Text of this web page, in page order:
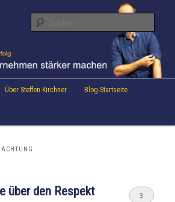
Blog
Steffen Kirchner
Über Steffen Kirchner Blog-Startseite
ACHTUNG
über den Respekt
3